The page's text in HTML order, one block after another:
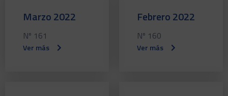
Marzo 2022
Nº 161
Ver más
Febrero 2022
Nº 160
Ver más